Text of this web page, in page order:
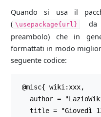
Quando si usa il
( \usepackage{url}
da
preambolo) che in
formattati in modo
seguente codice: